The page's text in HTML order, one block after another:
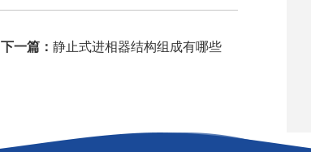
下一篇： 静止式进相器结构组成有哪些